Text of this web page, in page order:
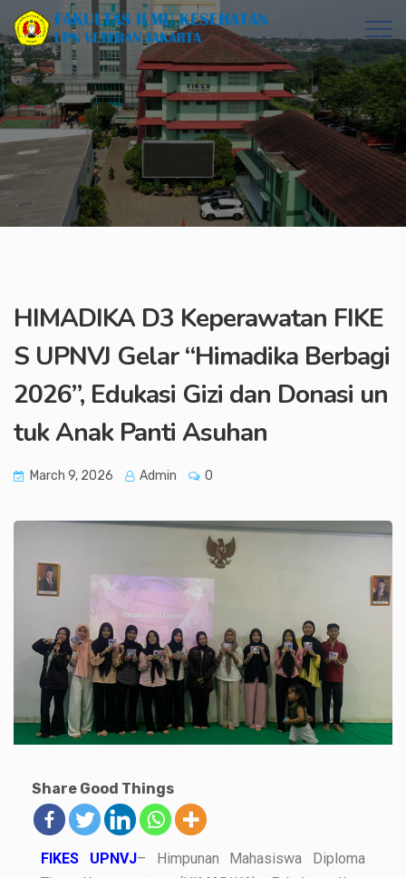
HIMADIKA D3 Keperawatan FIKE
S UPNVJ Gelar “Himadika Berbagi
2026”, Edukasi Gizi dan Donasi un
tuk Anak Panti Asuhan
March 9, 2026 Admin 0
Share Good Things
FIKES UPNVJ– Himpunan Mahasiswa Diploma